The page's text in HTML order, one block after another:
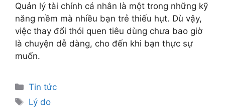
Quản lý tài chính cá nhân là một trong những kỹ
năng mềm mà nhiều bạn trẻ thiếu hụt. Dù vậy,
việc thay đổi thói quen tiêu dùng chưa bao giờ
là chuyện dễ dàng, cho đến khi bạn thực sự
muốn.
Tin tức
Lý do